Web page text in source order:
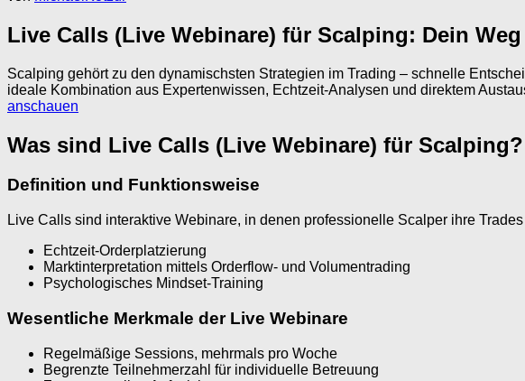
Live Calls (Live Webinare) für Scalping: Dein
Scalping gehört zu den dynamischsten Strategien im Trading – schnelle
ideale Kombination aus Expertenwissen, Echtzeit-Analysen und direktem
anschauen
Was sind Live Calls (Live Webinare) für Scalping?
Definition und Funktionsweise
Live Calls sind interaktive Webinare, in denen professionelle Scalper ihre
Echtzeit-Orderplatzierung
Marktinterpretation mittels Orderflow- und Volumentrading
Psychologisches Mindset-Training
Wesentliche Merkmale der Live Webinare
Regelmäßige Sessions, mehrmals pro Woche
Begrenzte Teilnehmerzahl für individuelle Betreuung